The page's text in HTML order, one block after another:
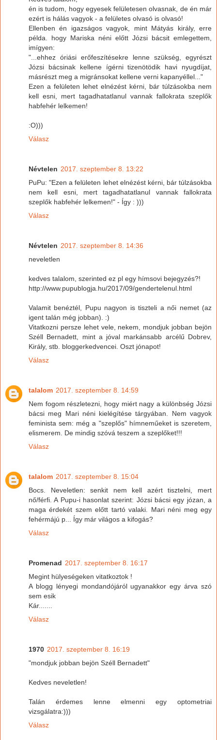
én is tudom, hogy egyesek felületesen olvasnak, de én már
ezért is hálás vagyok - a felületes olvasó is olvasó!
Ellenben én igazságos vagyok, mint Mátyás király, erre
példa. hogy Mariska néni előtt Józsi bácsit emlegettem,
imígyen:
"...ehhez óriási erőfeszítésekre lenne szükség, egyrészt
Józsi bácsinak kellene ígérni tizenötödik havi nyugdíjat,
másrészt meg a migránsokat kellene verni kapanyéllel..."
Ezen a felületen lehet elnézést kérni, bár túlzásokba nem
kell esni, mert tagadhatatlanul vannak fallokrata szeplők
habfehér lelkemen!
:O)))
Válasz
Névtelen 2017. szeptember 8. 13:22
PuPu: "Ezen a felületen lehet elnézést kérni, bár túlzásokba
nem kell esni, mert tagadhatatlanul vannak fallokrata
szeplők habfehér lelkemen!" - Így : )))
Válasz
Névtelen 2017. szeptember 8. 14:36
neveletlen
kedves talalom, szerinted ez pl egy hímsovi bejegyzés?!
http://www.pupublogja.hu/2017/09/gendertelenul.html
Valamit benéztél, Pupu nagyon is tiszteli a női nemet (az
igent talán még jobban). :)
Vitatkozni persze lehet vele, nekem, mondjuk jobban bejön
Széll Bernadett, mint a jóval markánsabb arcélű Dobrev,
Király, stb. bloggerkedvencei. Oszt jónapot!
Válasz
talalom 2017. szeptember 8. 14:59
Nem fogom részletezni, hogy miért nagy a különbség Józsi
bácsi meg Mari néni kielégítése tárgyában. Nem vagyok
feminista sem: még a "szeplős" hímneműeket is szeretem,
elismerem. De mindig szóvá teszem a szeplőket!!!
Válasz
talalom 2017. szeptember 8. 15:04
Bocs. Neveletlen: senkit nem kell azért tisztelni, mert
nő/férfi. A Pupu-i hasonlat szerint: Józsi bácsi egy józan, a
maga érdekét szem előtt tartó valaki. Mari néni meg egy
fehérmájú p... Így már világos a kifogás?
Válasz
Promenad 2017. szeptember 8. 16:17
Megint hülyeségeken vitatkoztok !
A blogg lényegi mondandójáról ugyanakkor egy árva szó
sem esik
Kár.......
Válasz
1970 2017. szeptember 8. 16:19
"mondjuk jobban bejön Széll Bernadett"
Kedves neveletlen!
Talán érdemes lenne elmenni egy optometriai
vizsgálatra:)))
Válasz